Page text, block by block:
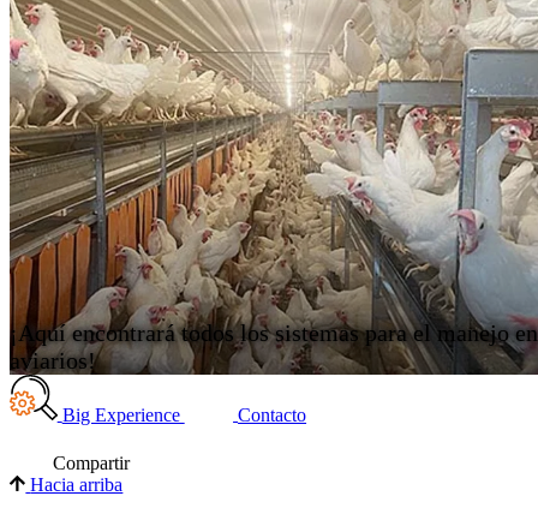
¡Aquí encontrará todos los sistemas para el manejo en
aviarios!
Big Experience Contacto
Compartir
Hacia arriba